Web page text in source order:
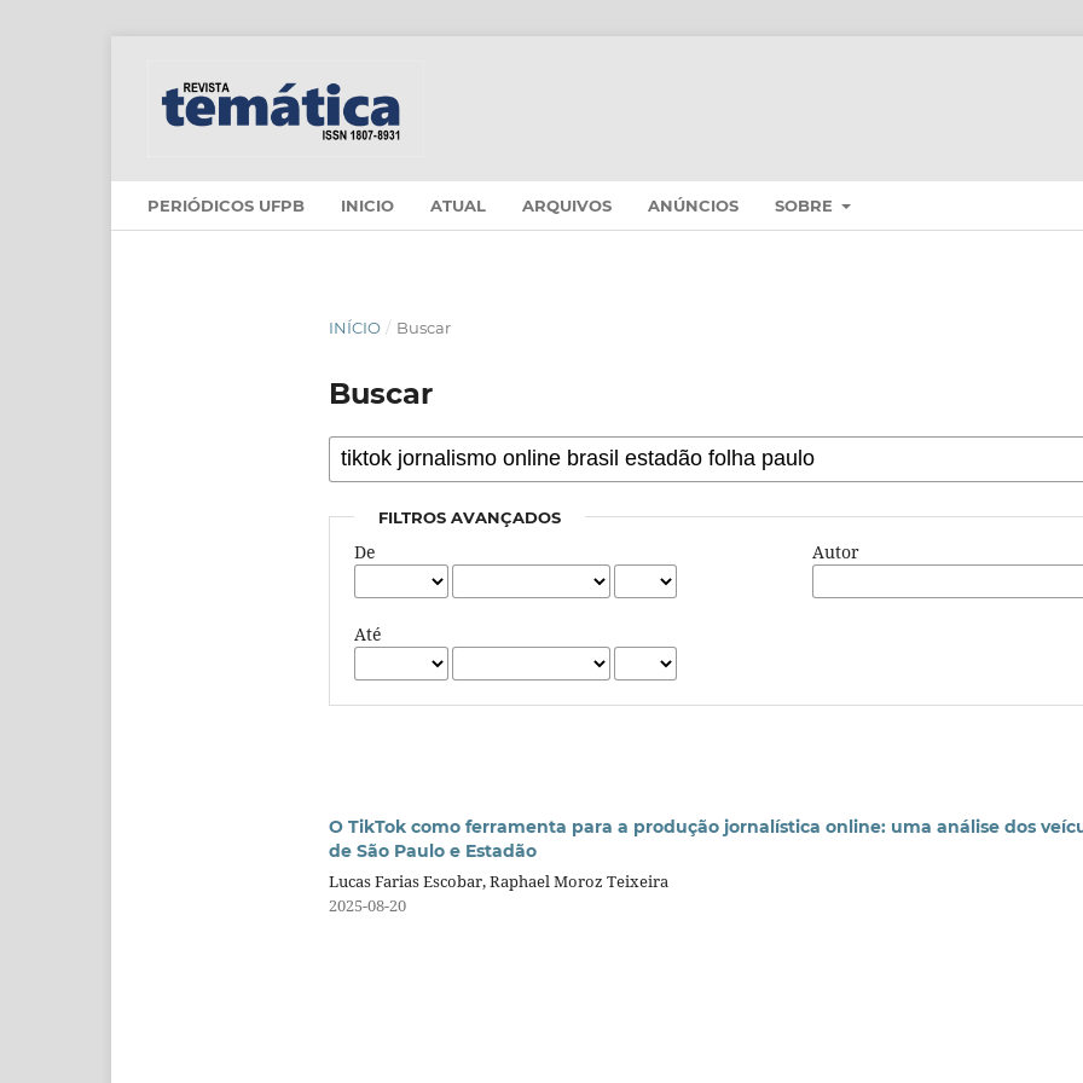
PERIÓDICOS UFPB INICIO ATUAL ARQUIVOS ANÚNCIOS SOBRE
INÍCIO / Buscar
Buscar
FILTROS AVANÇADOS
De
Até
Autor
O TikTok como ferramenta para a produção jornalística online: uma análise dos
de São Paulo e Estadão
Lucas Farias Escobar, Raphael Moroz Teixeira
2025-08-20